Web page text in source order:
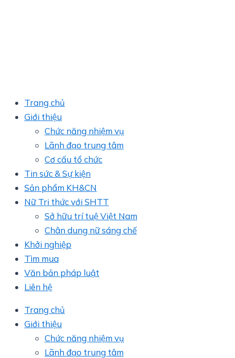
Trang chủ
Giới thiệu
Chức năng nhiệm vụ
Lãnh đạo trung tâm
Cơ cấu tổ chức
Tin sức & Sự kiện
Sản phẩm KH&CN
Nữ Tri thức với SHTT
Sở hữu trí tuệ Việt Nam
Chân dung nữ sáng chế
Khởi nghiệp
Tìm mua
Văn bản pháp luật
Liên hệ
Trang chủ
Giới thiệu
Chức năng nhiệm vụ
Lãnh đạo trung tâm